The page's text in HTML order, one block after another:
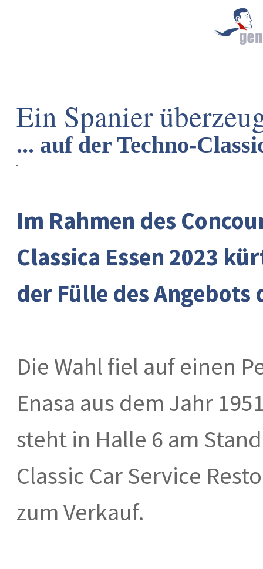
Ein Spanier
... auf der Techno-
Im Rahmen des
Classica Essen 2023
der Fülle des
Die Wahl fiel auf einen
Enasa aus dem Jahr
steht in Halle 6 am
Classic Car Service
zum Verkauf.